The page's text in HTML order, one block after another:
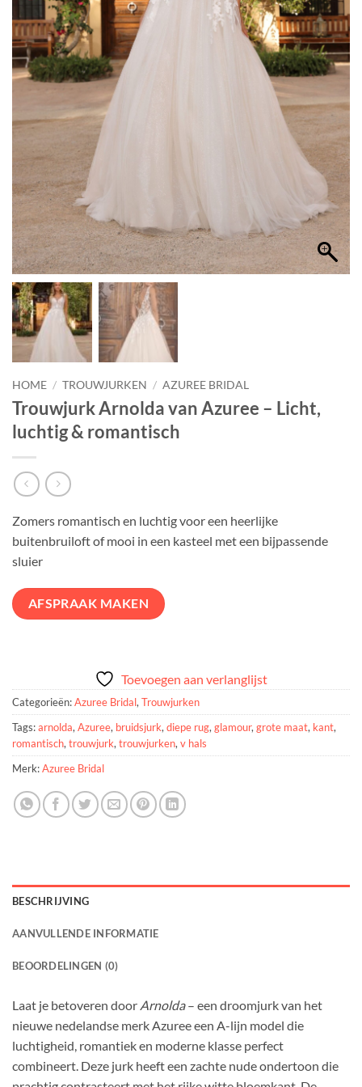
HOME / TROUWJURKEN / AZUREE BRIDAL
Trouwjurk Arnolda van Azuree – Licht,
luchtig & romantisch
Zomers romantisch en luchtig voor een heerlijke
buitenbruiloft of mooi in een kasteel met een bijpassende
sluier
AFSPRAAK MAKEN
Toevoegen aan verlanglijst
Categorieën:Azuree Bridal, Trouwjurken
Tags:arnolda, Azuree, bruidsjurk, diepe rug, glamour, grote maat, kant,
romantisch, trouwjurk, trouwjurken, v hals
Merk:Azuree Bridal
BESCHRIJVING
AANVULLENDE INFORMATIE
BEOORDELINGEN (0)
Laat je betoveren door Arnolda– een droomjurk van het
nieuwe nedelandse merk Azuree een A-lijn model die
luchtigheid, romantiek en moderne klasse perfect
combineert. Deze jurk heeft een zachte nude ondertoon die